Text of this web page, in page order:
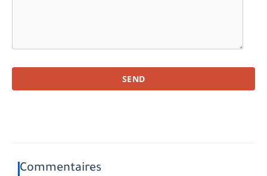
Commentaires